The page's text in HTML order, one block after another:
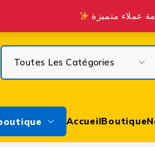
à partir de 300 DH sur Casa & à
AccueilBoutique